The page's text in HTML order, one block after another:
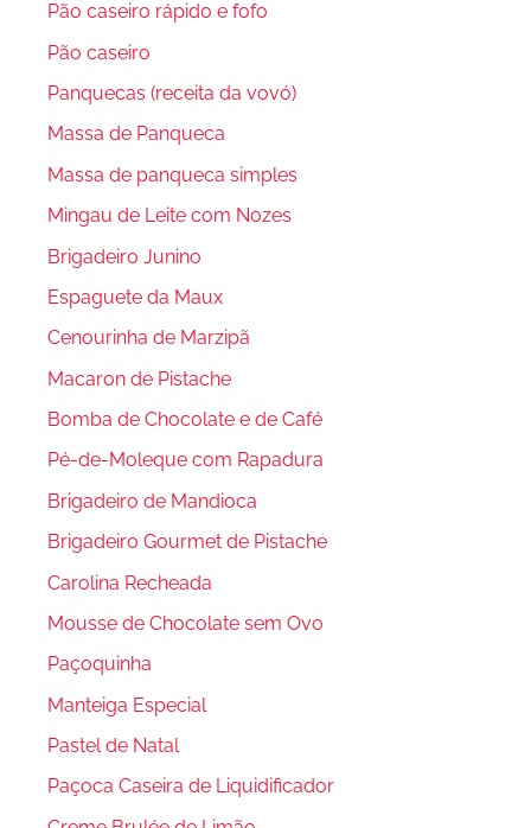
Pão caseiro rápido e fofo
Pão caseiro
Panquecas (receita da vovó)
Massa de Panqueca
Massa de panqueca simples
Mingau de Leite com Nozes
Brigadeiro Junino
Espaguete da Maux
Cenourinha de Marzipã
Macaron de Pistache
Bomba de Chocolate e de Café
Pé-de-Moleque com Rapadura
Brigadeiro de Mandioca
Brigadeiro Gourmet de Pistache
Carolina Recheada
Mousse de Chocolate sem Ovo
Paçoquinha
Manteiga Especial
Pastel de Natal
Paçoca Caseira de Liquidificador